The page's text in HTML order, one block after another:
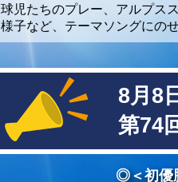
球児たちのプレー、アルプス
様子など、テーマソングにの
8月8
第74
◎＜初優